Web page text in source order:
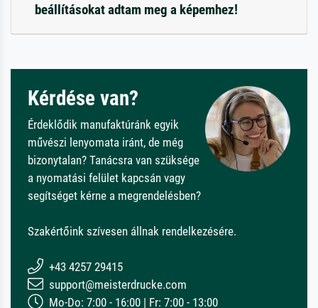
beállításokat adtam meg a képemhez!
Kérdése van?
Érdeklődik manufaktúránk egyik
művészi lenyomata iránt, de még
bizonytalan? Tanácsra van szüksége
a nyomatási felület kapcsán vagy
segítséget kérne a megrendelésben?
Szakértőink szívesen állnak rendelkezésére.
+43 4257 29415
support@meisterdrucke.com
Mo-Do: 7:00 - 16:00 | Fr: 7:00 - 13:00